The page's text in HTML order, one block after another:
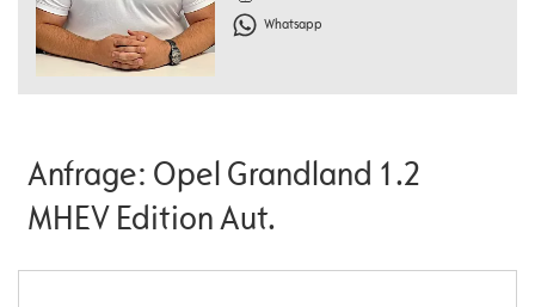
Whatsapp
Anfrage: Opel Grandland 1.2
MHEV Edition Aut.